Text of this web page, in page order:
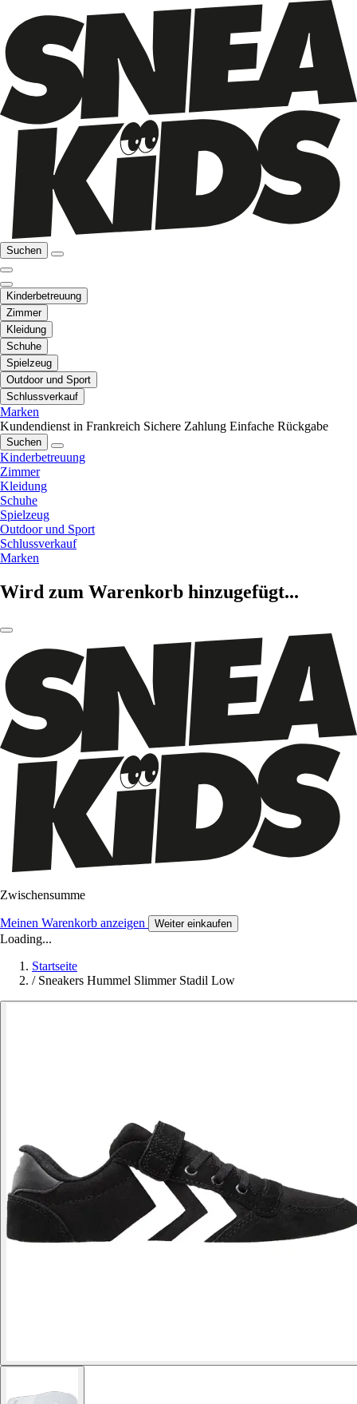
Suchen
Kinderbetreuung
Zimmer
Kleidung
Schuhe
Spielzeug
Outdoor und Sport
Schlussverkauf
Marken
Kundendienst in Frankreich Sichere Zahlung Einfache Rückgabe
Suchen
Kinderbetreuung
Zimmer
Kleidung
Schuhe
Spielzeug
Outdoor und Sport
Schlussverkauf
Marken
Wird zum Warenkorb hinzugefügt...
Zwischensumme
Meinen Warenkorb anzeigen Weiter einkaufen
Loading...
Startseite
/ Sneakers Hummel Slimmer Stadil Low